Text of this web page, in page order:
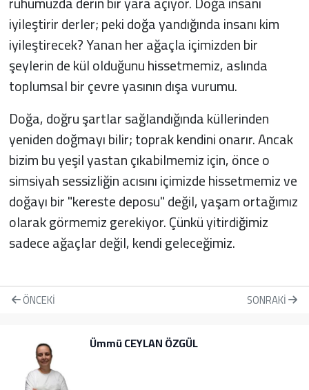
iyileştirir derler; peki doğa yandığında insanı kim
iyileştirecek? Yanan her ağaçla içimizden bir
şeylerin de kül olduğunu hissetmemiz, aslında
toplumsal bir çevre yasının dışa vurumu.
Doğa, doğru şartlar sağlandığında küllerinden
yeniden doğmayı bilir; toprak kendini onarır. Ancak
bizim bu yeşil yastan çıkabilmemiz için, önce o
simsiyah sessizliğin acısını içimizde hissetmemiz ve
doğayı bir "kereste deposu" değil, yaşam ortağımız
olarak görmemiz gerekiyor. Çünkü yitirdiğimiz
sadece ağaçlar değil, kendi geleceğimiz.
ÖNCEKI SONRAKI
Ümmü CEYLAN ÖZGÜL